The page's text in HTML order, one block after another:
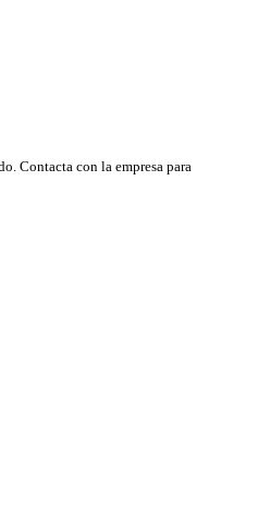
Contacta con la empresa para